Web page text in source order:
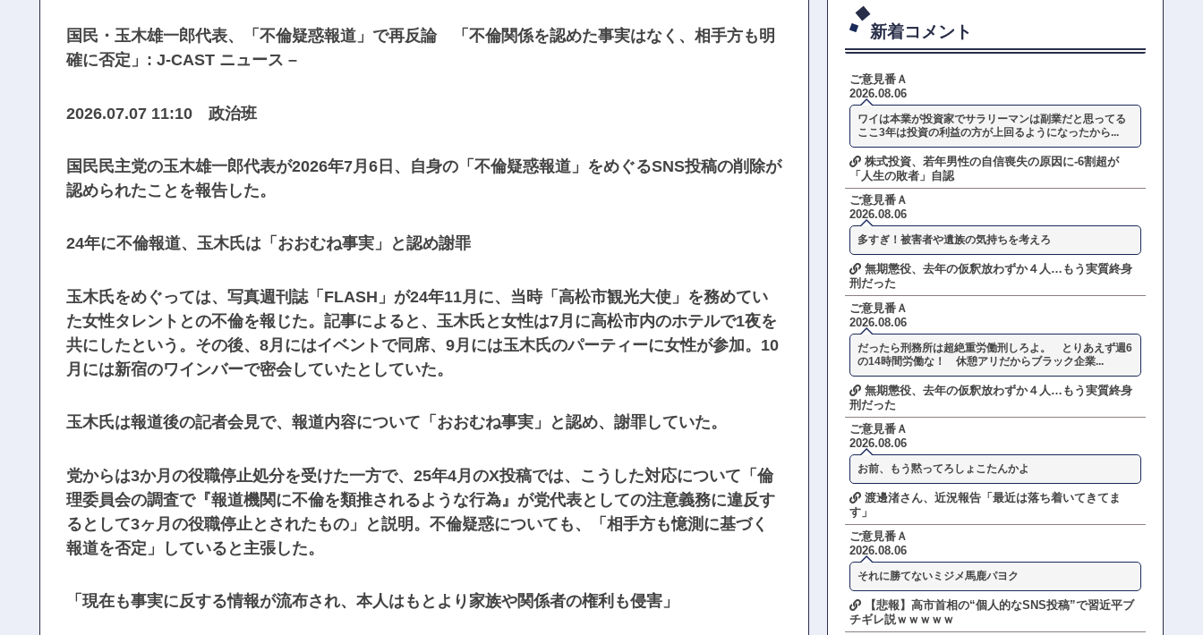
国民・玉木雄一郎代表、「不倫疑惑報道」で再反論 「不倫関係を認めた事実はなく、相手方も明
確に否定」: J-CAST ニュース –
2026.07.07 11:10 政治班
国民民主党の玉木雄一郎代表が2026年7月6日、自身の「不倫疑惑報道」をめぐるSNS投稿の削除が
認められたことを報告した。
24年に不倫報道、玉木氏は「おおむね事実」と認め謝罪
玉木氏をめぐっては、写真週刊誌「FLASH」が24年11月に、当時「高松市観光大使」を務めてい
た女性タレントとの不倫を報じた。記事によると、玉木氏と女性は7月に高松市内のホテルで1夜を
共にしたという。その後、8月にはイベントで同席、9月には玉木氏のパーティーに女性が参加。10
月には新宿のワインバーで密会していたとしていた。
玉木氏は報道後の記者会見で、報道内容について「おおむね事実」と認め、謝罪していた。
党からは3か月の役職停止処分を受けた一方で、25年4月のX投稿では、こうした対応について「倫
理委員会の調査で『報道機関に不倫を類推されるような行為』が党代表としての注意義務に違反す
るとして3ヶ月の役職停止とされたもの」と説明。不倫疑惑についても、「相手方も憶測に基づく
報道を否定」していると主張した。
「現在も事実に反する情報が流布され、本人はもとより家族や関係者の権利も侵害」
新着コメント
ご意見番Ａ
2026.08.06
ワイは本業が投資家でサラリーマンは副業だと思ってる
ここ3年は投資の利益の方が上回るようになったから...
株式投資、若年男性の自信喪失の原因に-6割超が
「人生の敗者」自認
ご意見番Ａ
2026.08.06
多すぎ！被害者や遺族の気持ちを考えろ
無期懲役、去年の仮釈放わずか４人…もう実質終身
刑だった
ご意見番Ａ
2026.08.06
だったら刑務所は超絶重労働刑しろよ。 とりあえず週6
の14時間労働な！ 休憩アリだからブラック企業...
無期懲役、去年の仮釈放わずか４人…もう実質終身
刑だった
ご意見番Ａ
2026.08.06
お前、もう黙ってろしょこたんかよ
渡邊渚さん、近況報告「最近は落ち着いてきてま
す」
ご意見番Ａ
2026.08.06
それに勝てないミジメ馬鹿パヨク
【悲報】高市首相の“個人的なSNS投稿”で習近平ブ
チギレ説ｗｗｗｗｗ